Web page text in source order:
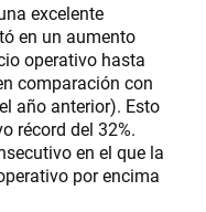
excelente
en un aumento
operativo hasta
comparación con
año anterior). Esto
récord del 32%.
en el que la
por encima